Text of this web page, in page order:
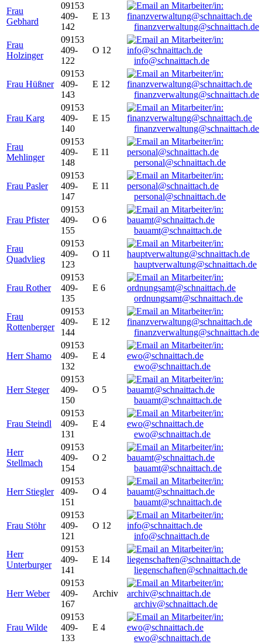
Frau
Gebhard
09153
409-
142
E 13
finanzverwaltung@schnaittach.de
Frau
Holzinger
09153
409-
122
O 12
info@schnaittach.de
Frau Hüßner
09153
409-
143
E 12
finanzverwaltung@schnaittach.de
Frau Karg
09153
409-
140
E 15
finanzverwaltung@schnaittach.de
Frau
Mehlinger
09153
409-
148
E 11
personal@schnaittach.de
Frau Pasler
09153
409-
147
E 11
personal@schnaittach.de
Frau Pfister
09153
409-
155
O 6
bauamt@schnaittach.de
Frau
Quadvlieg
09153
409-
123
O 11
hauptverwaltung@schnaittach.de
Frau Rother
09153
409-
135
E 6
ordnungsamt@schnaittach.de
Frau
Rottenberger
09153
409-
144
E 12
finanzverwaltung@schnaittach.de
Herr Shamo
09153
409-
132
E 4
ewo@schnaittach.de
Herr Steger
09153
409-
150
O 5
bauamt@schnaittach.de
Frau Steindl
09153
409-
131
E 4
ewo@schnaittach.de
Herr
Stellmach
09153
409-
154
O 2
bauamt@schnaittach.de
Herr Stiegler
09153
409-
151
O 4
bauamt@schnaittach.de
Frau Stöhr
09153
409-
121
O 12
info@schnaittach.de
Herr
Unterburger
09153
409-
141
E 14
liegenschaften@schnaittach.de
Herr Weber
09153
409-
167
Archiv
archiv@schnaittach.de
Frau Wilde
09153
409-
133
E 4
ewo@schnaittach.de